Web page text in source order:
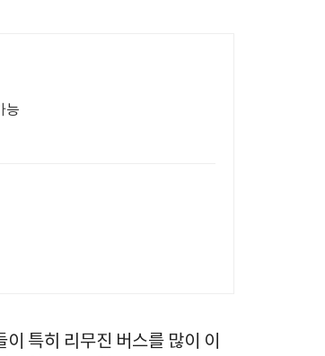
능
특히 리무진 버스를 많이 이